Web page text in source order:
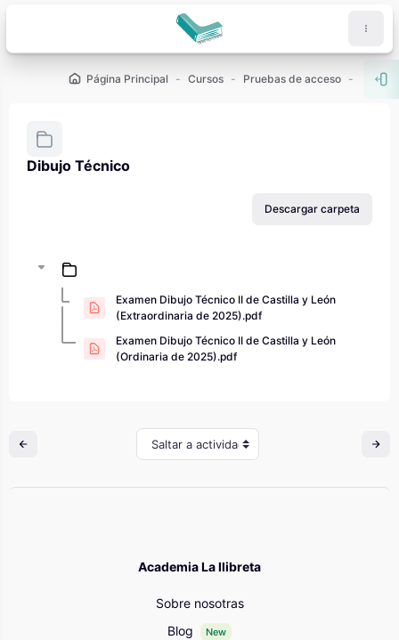
Página Principal Cursos Pruebas de acceso PAU -
Dibujo Técnico
Descargar carpeta
Examen Dibujo Técnico II de Castilla y León
(Extraordinaria de 2025).pdf
Examen Dibujo Técnico II de Castilla y León
(Ordinaria de 2025).pdf
Saltar a actividad
Academia La llibreta
Sobre nosotras
Blog
New